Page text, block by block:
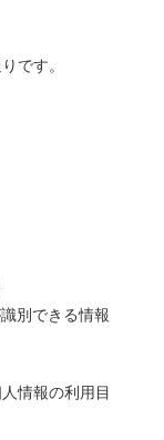
です。
別できる情報
情報の利用目